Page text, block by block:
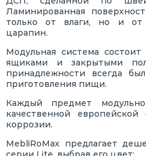
Ламинированная
только от влаги, но и от
царапин.
Модульная система
ящиками и закрытыми
принадлежности всегда
приготовления пищи.
Каждый предмет
качественной
коррозии.
MebliRoMax предлагает